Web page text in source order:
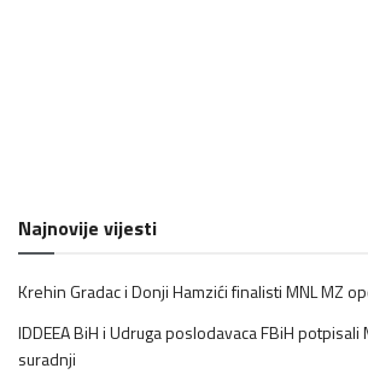
Najnovije vijesti
Krehin Gradac i Donji Hamzići finalisti MNL MZ
IDDEEA BiH i Udruga poslodavaca FBiH
suradnji